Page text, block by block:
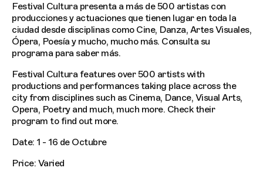
Festival Cultura presenta a más de 500 artistas con
producciones y actuaciones que tienen lugar en toda la
ciudad desde disciplinas como Cine, Danza, Artes Visuales,
Ópera, Poesía y mucho, mucho más. Consulta su
programa para saber más.
Festival Cultura features over 500 artists with
productions and performances taking place across the
city from disciplines such as Cinema, Dance, Visual Arts,
Opera, Poetry and much, much more. Check their
program to find out more.
Date: 1 - 16 de Octubre
Price: Varied